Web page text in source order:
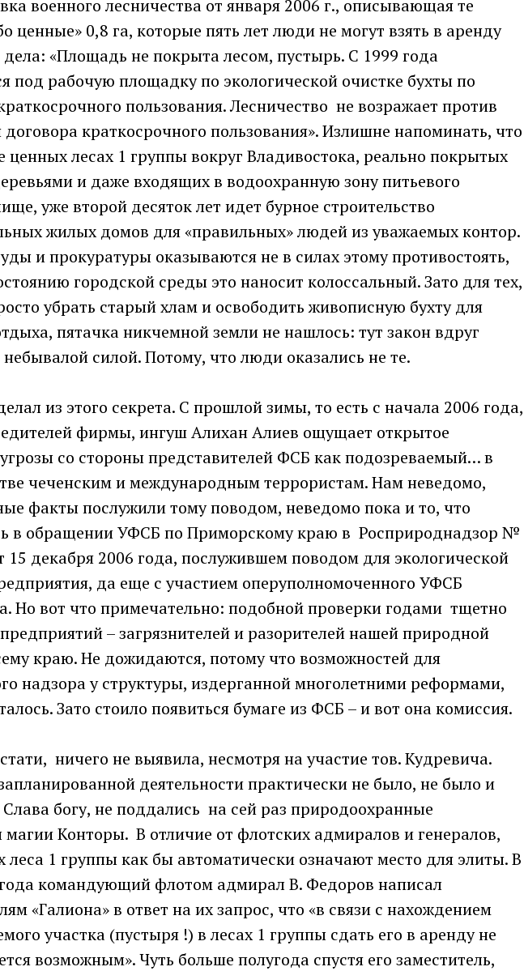
военного лесничества от января 2006 г., описывающая те
ценные» 0,8 га, которые пять лет люди не могут взять в аренду
дела: «Площадь не покрыта лесом, пустырь. С 1999 года
под рабочую площадку по экологической очистке бухты по
пользования. Лесничество не возражает против
краткосрочного пользования». Излишне напоминать, что
ценных лесах 1 группы вокруг Владивостока, реально покрытых
и даже входящих в водоохранную зону питьевого
уже второй десяток лет идет бурное строительство
жилых домов для «правильных» людей из уважаемых контор.
и прокуратуры оказываются не в силах этому противостоять,
городской среды это наносит колоссальный. Зато для тех,
убрать старый хлам и освободить живописную бухту для
пятачка никчемной земли не нашлось: тут закон вдруг
небывалой силой. Потому, что люди оказались не те.
из этого секрета. С прошлой зимы, то есть с начала 2006 года,
фирмы, ингуш Алихан Алиев ощущает открытое
со стороны представителей ФСБ как подозреваемый… в
чеченским и международным террористам. Нам неведомо,
факты послужили тому поводом, неведомо пока и то, что
в обращении УФСБ по Приморскому краю в Росприроднадзор №
15 декабря 2006 года, послужившем поводом для экологической
да еще с участием оперуполномоченного УФСБ
Но вот что примечательно: подобной проверки годами тщетно
– загрязнителей и разорителей нашей природной
краю. Не дожидаются, потому что возможностей для
надзора у структуры, издерганной многолетними реформами,
Зато стоило появиться бумаге из ФСБ – и вот она комиссия.
ничего не выявила, несмотря на участие тов. Кудревича.
деятельности практически не было, не было и
богу, не поддались на сей раз природоохранные
Конторы. В отличие от флотских адмиралов и генералов,
леса 1 группы как бы автоматически означают место для элиты. В
командующий флотом адмирал В. Федоров написал
«Галиона» в ответ на их запрос, что «в связи с нахождением
участка (пустыря !) в лесах 1 группы сдать его в аренду не
возможным». Чуть больше полугода спустя его заместитель,